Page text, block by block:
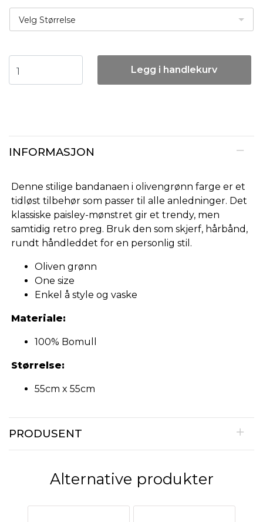
Velg Størrelse
Legg i handlekurv
INFORMASJON
Denne stilige bandanaen i olivengrønn farge er et
tidløst tilbehør som passer til alle anledninger. Det
klassiske paisley-mønstret gir et trendy, men
samtidig retro preg. Bruk den som skjerf, hårbånd,
rundt håndleddet for en personlig stil.
Oliven grønn
One size
Enkel å style og vaske
Materiale:
100% Bomull
Størrelse:
55cm x 55cm
PRODUSENT
Alternative produkter